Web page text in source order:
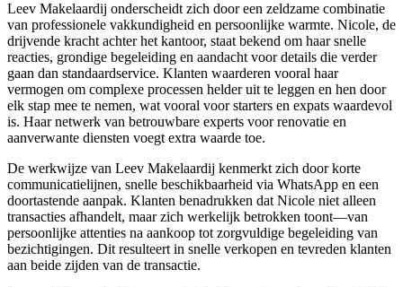
Leev Makelaardij onderscheidt zich door een zeldzame combinatie
van professionele vakkundigheid en persoonlijke warmte. Nicole, de
drijvende kracht achter het kantoor, staat bekend om haar snelle
reacties, grondige begeleiding en aandacht voor details die verder
gaan dan standaardservice. Klanten waarderen vooral haar
vermogen om complexe processen helder uit te leggen en hen door
elk stap mee te nemen, wat vooral voor starters en expats waardevol
is. Haar netwerk van betrouwbare experts voor renovatie en
aanverwante diensten voegt extra waarde toe.
De werkwijze van Leev Makelaardij kenmerkt zich door korte
communicatielijnen, snelle beschikbaarheid via WhatsApp en een
doortastende aanpak. Klanten benadrukken dat Nicole niet alleen
transacties afhandelt, maar zich werkelijk betrokken toont—van
persoonlijke attenties na aankoop tot zorgvuldige begeleiding van
bezichtigingen. Dit resulteert in snelle verkopen en tevreden klanten
aan beide zijden van de transactie.